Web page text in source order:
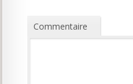
Commentaire